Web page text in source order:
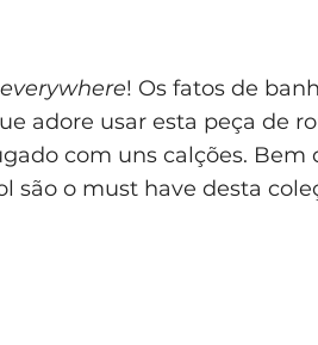
everywhere! Os fatos de
adore usar esta peça de
com uns calções. Bem
são o must have desta